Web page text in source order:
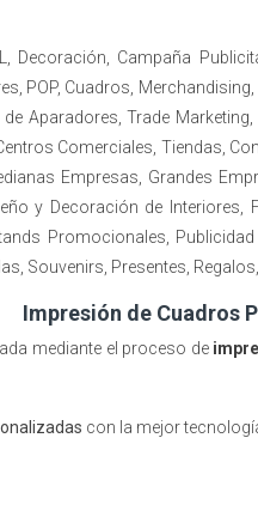
Decoración, Campaña
POP, Cuadros,
Trade
Comerciales, Tiendas,
Empresas, Grandes
y Decoración de
Promocionales,
Souvenirs, Presentes,
Impresión de Cuadros
mediante el proceso de
con la mejor